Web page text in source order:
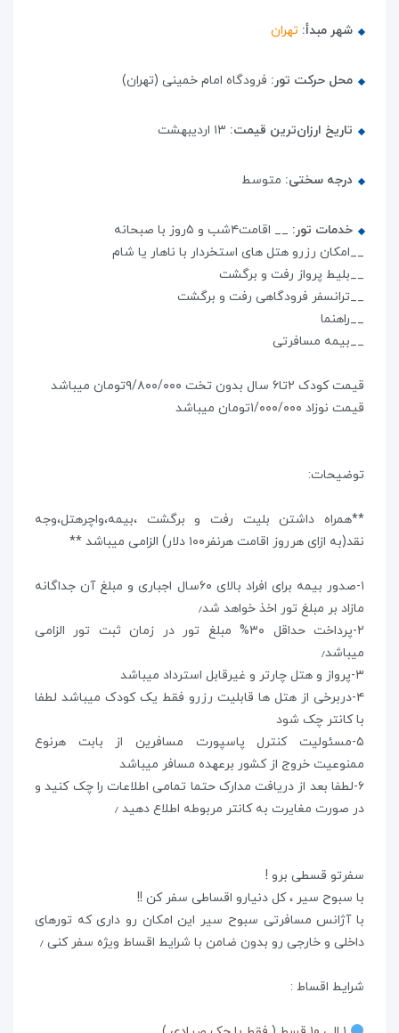
شهر مبدأ: تهران
محل حرکت تور: فرودگاه امام خمینی (تهران)
تاریخ ارزان‌ترین قیمت: ۱۳ اردیبهشت
درجه سختی: متوسط
خدمات تور: __ اقامت۴شب و ۵روز با صبحانه
__امکان رزرو هتل های استخردار با ناهار یا شام
__بلیط پرواز رفت و برگشت
__ترانسفر فرودگاهی رفت و برگشت
__راهنما
__بیمه مسافرتی
قیمت کودک ۲تا۶ سال بدون تخت ۹/۸۰۰/۰۰۰تومان میباشد
قیمت نوزاد ۱/۰۰۰/۰۰۰تومان میباشد
توضیحات:
**همراه داشتن بلیت رفت و برگشت ،بیمه،واچرهتل،وجه
نقد(به ازای هرروز اقامت هرنفر۱۰۰ دلار) الزامی میباشد **
۱-صدور بیمه برای افراد بالای ۶۰سال اجباری و مبلغ آن جداگانه
مازاد بر مبلغ تور اخذ خواهد شد٫
۲-پرداخت حداقل ۳۰% مبلغ تور در زمان ثبت تور الزامی
میباشد٫
۳-پرواز و هتل چارتر و غیرقابل استرداد میباشد
۴-دربرخی از هتل ها قابلیت رزرو فقط یک کودک میباشد لطفا
با کانتر چک شود
۵-مسئولیت کنترل پاسپورت مسافرین از بابت هرنوع
ممنوعیت خروج از کشور برعهده مسافر میباشد
۶-لطفا بعد از دریافت مدارک حتما تمامی اطلاعات را چک کنید و
در صورت مغایرت به کانتر مربوطه اطلاع دهید ٫
سفرتو قسطی برو !
با سبوح سیر ، کل دنیارو اقساطی سفر کن !!
با آژانس مسافرتی سبوح سیر این امکان رو داری که تورهای
داخلی و خارجی رو بدون ضامن با شرایط اقساط ویژه سفر کنی ٫
شرایط اقساط :